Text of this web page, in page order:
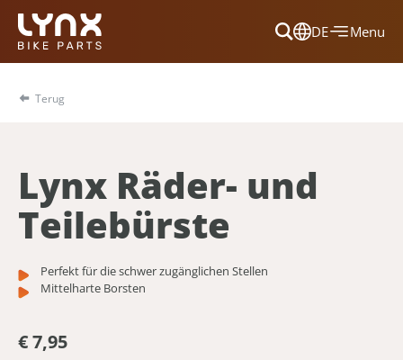
DE
Dansk
Nederlands
Menu
Terug
Lynx Räder- und
Teilebürste
Perfekt für die schwer zugänglichen Stellen
Mittelharte Borsten
€ 7,95